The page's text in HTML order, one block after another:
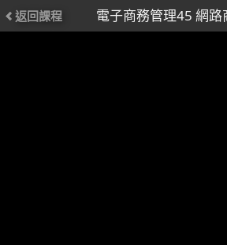
返回課程 電子商務管理45 網